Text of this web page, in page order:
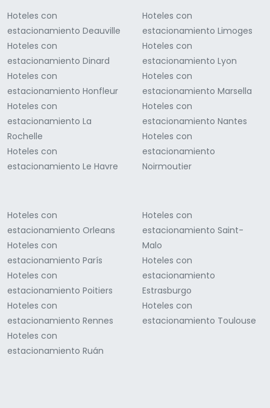
Hoteles con
estacionamiento Deauville
Hoteles con
estacionamiento Dinard
Hoteles con
estacionamiento Honfleur
Hoteles con
estacionamiento La
Rochelle
Hoteles con
estacionamiento Le Havre
Hoteles con
estacionamiento Limoges
Hoteles con
estacionamiento Lyon
Hoteles con
estacionamiento Marsella
Hoteles con
estacionamiento Nantes
Hoteles con
estacionamiento
Noirmoutier
Hoteles con
estacionamiento Orleans
Hoteles con
estacionamiento París
Hoteles con
estacionamiento Poitiers
Hoteles con
estacionamiento Rennes
Hoteles con
estacionamiento Ruán
Hoteles con
estacionamiento Saint-
Malo
Hoteles con
estacionamiento
Estrasburgo
Hoteles con
estacionamiento Toulouse